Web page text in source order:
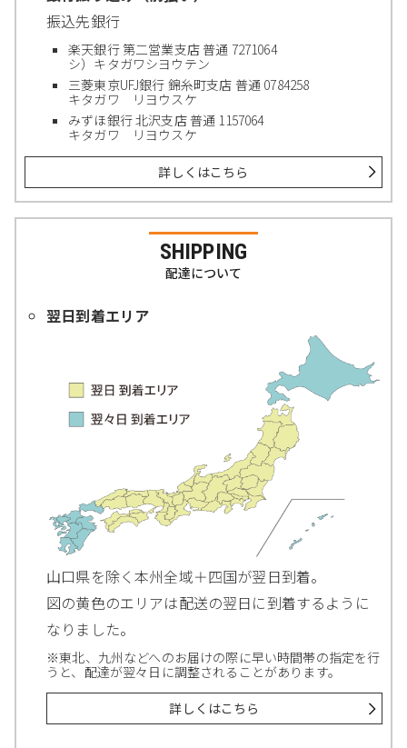
振込先銀行
楽天銀行 第二営業支店 普通 7271064
シ）キタガワシヨウテン
三菱東京UFJ銀行 錦糸町支店 普通 0784258
キタガワ リヨウスケ
みずほ銀行 北沢支店 普通 1157064
キタガワ リヨウスケ
詳しくはこちら
SHIPPING
配達について
翌日到着エリア
山口県を除く本州全域＋四国が翌日到着。
図の黄色のエリアは配送の翌日に到着するように
なりました。
※東北、九州などへのお届けの際に早い時間帯の指定を行
うと、配達が翌々日に調整されることがあります。
詳しくはこちら